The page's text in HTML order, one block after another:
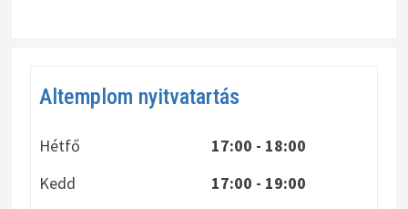
Altemplom nyitvatartás
Hétfő
17:00 - 18:00
Kedd
17:00 - 19:00